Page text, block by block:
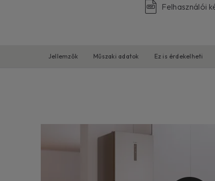
Felhasználói
Jellemzők Műszaki adatok Ez is érdekelheti